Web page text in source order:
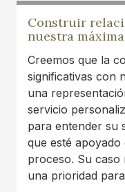
treatments with my
this law firm!
Carlos
I am very grateful
work on my case.
proper medical
that I received a
good at providing
answering any
It took a huge
Construir
nuestra
Creemos que la
significativas con
una
servicio
para entender su
que esté
proceso. Su
una prioridad